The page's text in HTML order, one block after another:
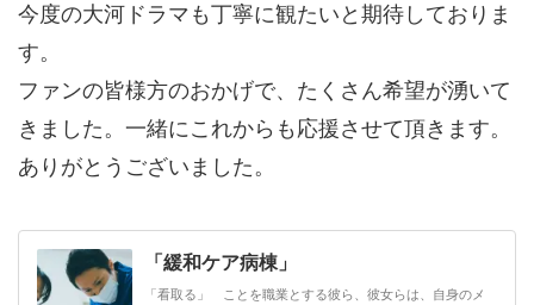
今度の大河ドラマも丁寧に観たいと期待しておりま
す。
ファンの皆様方のおかげで、たくさん希望が湧いて
きました。一緒にこれからも応援させて頂きます。
ありがとうございました。
「緩和ケア病棟」
「看取る」 ことを職業とする彼ら、彼女らは、自身のメ